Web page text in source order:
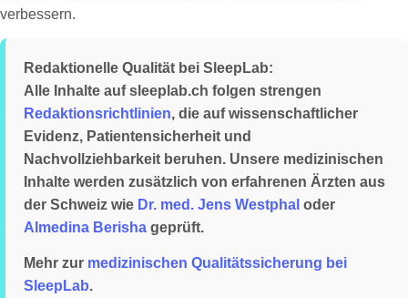
verbessern.
Redaktionelle Qualität bei SleepLab:
Alle Inhalte auf sleeplab.ch folgen strengen
Redaktionsrichtlinien, die auf wissenschaftlicher
Evidenz, Patientensicherheit und
Nachvollziehbarkeit beruhen. Unsere medizinischen
Inhalte werden zusätzlich von erfahrenen Ärzten aus
der Schweiz wie Dr. med. Jens Westphal oder
Almedina Berisha geprüft.
Mehr zur medizinischen Qualitätssicherung bei
SleepLab.